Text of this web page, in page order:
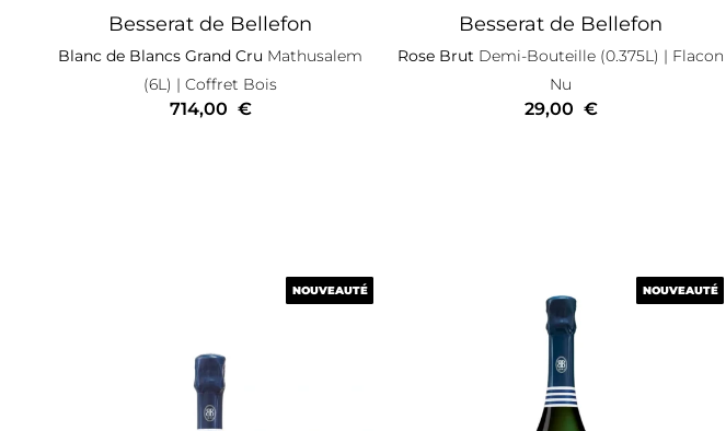
Besserat de Bellefon
Blanc de Blancs Grand Cru Mathusalem
(6L) | Coffret Bois
714,00 €
Besserat de Bellefon
Rose Brut Demi-Bouteille (0.375L) | Flacon
Nu
29,00 €
NOUVEAUTÉ
NOUVEAUTÉ NOUVEAUTÉ
NOUVEAUTÉ